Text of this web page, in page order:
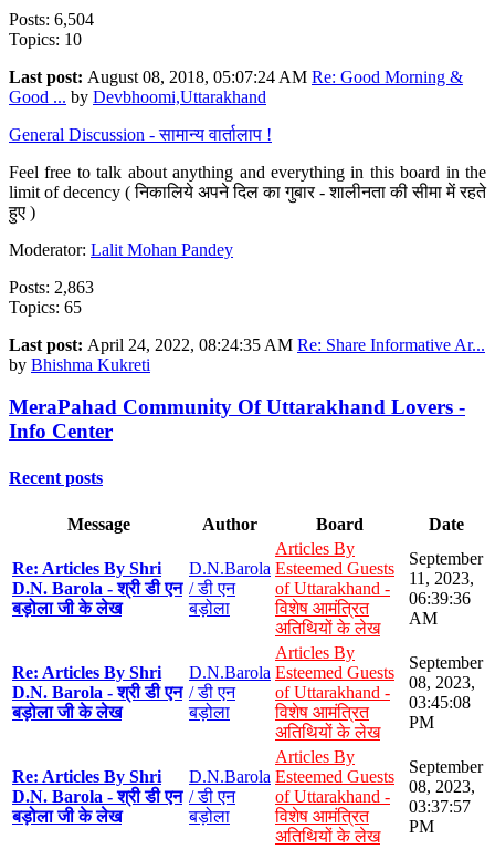
Posts: 6,504
Topics: 10
Last post: August 08, 2018, 05:07:24 AM Re: Good Morning &
Good ... by Devbhoomi,Uttarakhand
General Discussion - सामान्य वार्तालाप !
Feel free to talk about anything and everything in this board in the
limit of decency ( निकालिये अपने दिल का गुबार - शालीनता की सीमा में रहते
हुए )
Moderator: Lalit Mohan Pandey
Posts: 2,863
Topics: 65
Last post: April 24, 2022, 08:24:35 AM Re: Share Informative Ar...
by Bhishma Kukreti
MeraPahad Community Of Uttarakhand Lovers -
Info Center
Recent posts
Message Author Board Date
Re: Articles By Shri
D.N. Barola - श्री डी एन
बड़ोला जी के लेख
D.N.Barola
/ डी एन
बड़ोला
Articles By
Esteemed Guests
of Uttarakhand -
विशेष आमंत्रित
अतिथियों के लेख
September
11, 2023,
06:39:36
AM
Re: Articles By Shri
D.N. Barola - श्री डी एन
बड़ोला जी के लेख
D.N.Barola
/ डी एन
बड़ोला
Articles By
Esteemed Guests
of Uttarakhand -
विशेष आमंत्रित
अतिथियों के लेख
September
08, 2023,
03:45:08
PM
Re: Articles By Shri
D.N. Barola - श्री डी एन
बड़ोला जी के लेख
D.N.Barola
/ डी एन
बड़ोला
Articles By
Esteemed Guests
of Uttarakhand -
विशेष आमंत्रित
अतिथियों के लेख
September
08, 2023,
03:37:57
PM